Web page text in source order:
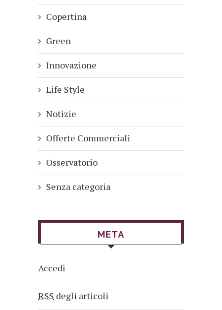
Copertina
Green
Innovazione
Life Style
Notizie
Offerte Commerciali
Osservatorio
Senza categoria
META
Accedi
RSS degli articoli